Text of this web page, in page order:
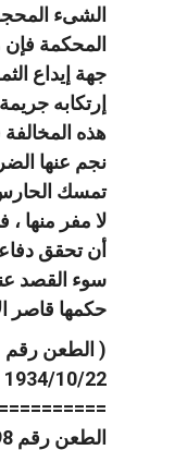
الشىء
المحكمة
جهة إيداع
إرتكابه
هذه
نجم عنها
تمسك
لا مفر منها
أن تحقق
سوء القصد
حكمها قاصر
1934/10/22 )